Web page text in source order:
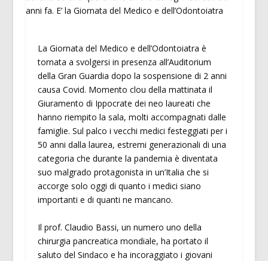
La Giornata del Medico e dell’Odontoiatra è
tornata a svolgersi in presenza all’Auditorium
della Gran Guardia dopo la sospensione di 2 anni
causa Covid. Momento clou della mattinata il
Giuramento di Ippocrate dei neo laureati che
hanno riempito la sala, molti accompagnati dalle
famiglie. Sul palco i vecchi medici festeggiati per i
50 anni dalla laurea, estremi generazionali di una
categoria che durante la pandemia è diventata
suo malgrado protagonista in un’Italia che si
accorge solo oggi di quanto i medici siano
importanti e di quanti ne mancano.
Il prof. Claudio Bassi, un numero uno della
chirurgia pancreatica mondiale, ha portato il
saluto del Sindaco e ha incoraggiato i giovani